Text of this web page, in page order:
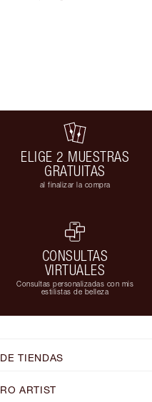
ELIGE 2 MUESTRAS
GRATUITAS
al finalizar la compra
CONSULTAS
VIRTUALES
Consultas personalizadas con mis
estilistas de belleza
TIENDAS
ARTIST